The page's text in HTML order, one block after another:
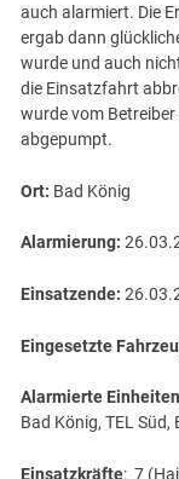
auch alarmiert. Die
ergab dann
wurde und auch
die Einsatzfahrt
wurde vom
abgepumpt.
Ort: Bad König
Alarmierung:
Einsatzende:
Eingesetzte
Alarmierte
Bad König, TEL Süd,
Einsatzkräfte: 7